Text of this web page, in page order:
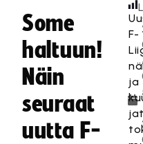
Some
haltuun!
Näin
seuraat
uutta F-
.
F-
ja